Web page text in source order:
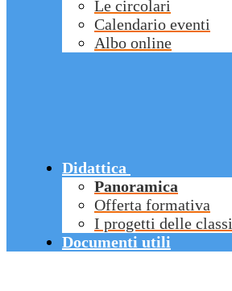
Le circolari
Calendario eventi
Albo online
Didattica
Panoramica
Offerta formativa
I progetti delle classi
Documenti utili